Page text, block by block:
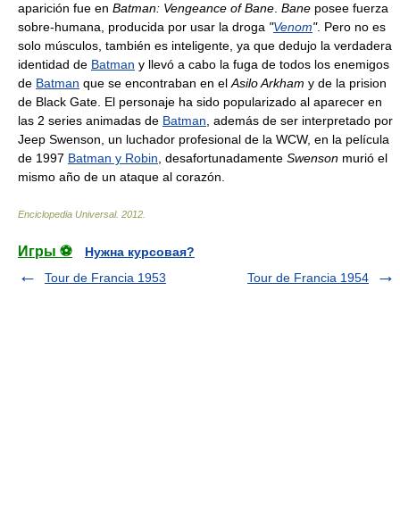
aparición fue en Batman: Vengeance of Bane Bane posee fuerza
sobre-humana, producida por usar la droga "Venom". Pero no es
solo músculos, también es inteligente, ya que dedujo la verdadera
identidad de Batman y llevó a cabo la fuga de todos los enemigos
de Batman que se encontraban en el Asilo Arkham y de la prision
de Black Gate. El personaje ha sido popularizado al aparecer en
las 2 series animadas de Batman , además de ser interpretado por
Jeep Swenson, un luchador profesional de la WCW, en la película
de 1997 Batman y Robin , desafortunadamente Swenson murió el
mismo año de un ataque al corazón.
Enciclopedia Universal. 2012
Игры ⚽
Нужна курсовая?
Tour de Francia 1953
Tour de Francia 1954